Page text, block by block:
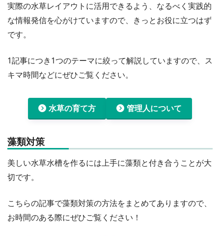
実際の水草レイアウトに活用できるよう、なるべく実践的
な情報発信を心がけていますので、きっとお役に立つはず
です。
1記事につき1つのテーマに絞って解説していますので、ス
キマ時間などにぜひご覧ください。
水草の育て方 管理人について
藻類対策
美しい水草水槽を作るには上手に藻類と付き合うことが大
切です。
こちらの記事で藻類対策の方法をまとめてありますので、
お時間のある際にぜひご覧ください！